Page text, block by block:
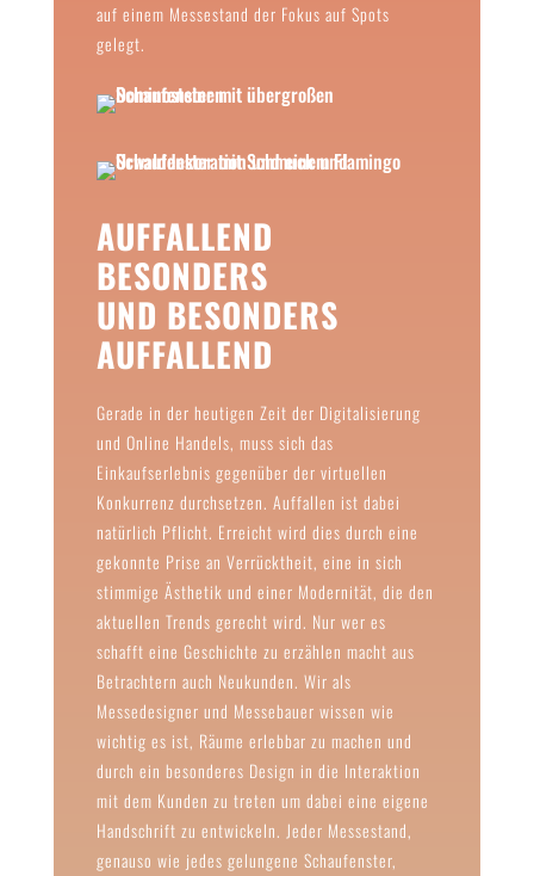
auf einem Messestand der Fokus auf Spots
gelegt.
AUFFALLEND
BESONDERS
UND BESONDERS
AUFFALLEND
Gerade in der heutigen Zeit der Digitalisierung
und Online Handels, muss sich das
Einkaufserlebnis gegenüber der virtuellen
Konkurrenz durchsetzen. Auffallen ist dabei
natürlich Pflicht. Erreicht wird dies durch eine
gekonnte Prise an Verrücktheit, eine in sich
stimmige Ästhetik und einer Modernität, die den
aktuellen Trends gerecht wird. Nur wer es
schafft eine Geschichte zu erzählen macht aus
Betrachtern auch Neukunden. Wir als
Messedesigner und Messebauer wissen wie
wichtig es ist, Räume erlebbar zu machen und
durch ein besonderes Design in die Interaktion
mit dem Kunden zu treten um dabei eine eigene
Handschrift zu entwickeln. Jeder Messestand,
genauso wie jedes gelungene Schaufenster,